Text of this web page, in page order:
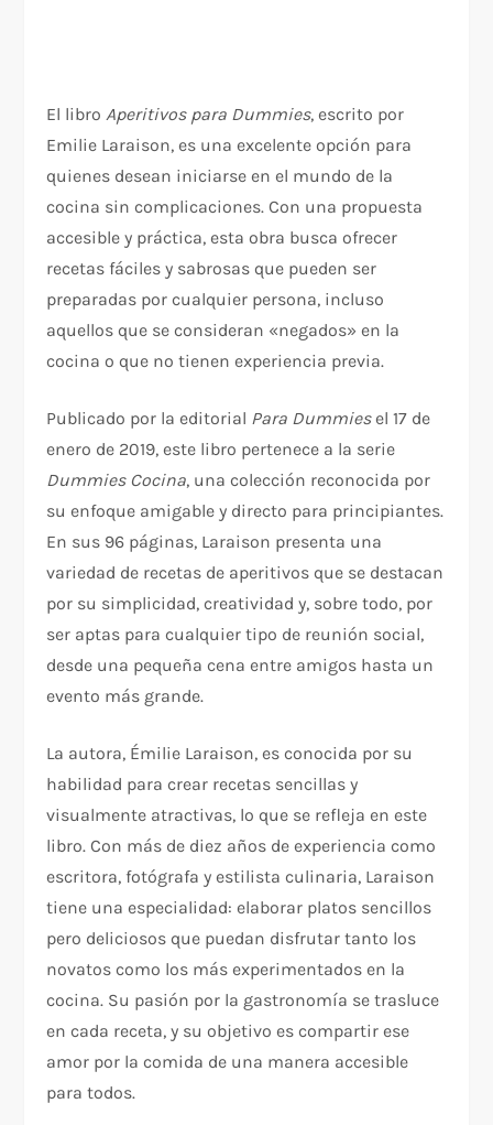
El libro Aperitivos para Dummies, escrito por
Emilie Laraison, es una excelente opción para
quienes desean iniciarse en el mundo de la
cocina sin complicaciones. Con una propuesta
accesible y práctica, esta obra busca ofrecer
recetas fáciles y sabrosas que pueden ser
preparadas por cualquier persona, incluso
aquellos que se consideran «negados» en la
cocina o que no tienen experiencia previa.
Publicado por la editorial Para Dummiesel 17 de
enero de 2019, este libro pertenece a la serie
Dummies Cocina, una colección reconocida por
su enfoque amigable y directo para principiantes.
En sus 96 páginas, Laraison presenta una
variedad de recetas de aperitivos que se destacan
por su simplicidad, creatividad y, sobre todo, por
ser aptas para cualquier tipo de reunión social,
desde una pequeña cena entre amigos hasta un
evento más grande.
La autora, Émilie Laraison, es conocida por su
habilidad para crear recetas sencillas y
visualmente atractivas, lo que se refleja en este
libro. Con más de diez años de experiencia como
escritora, fotógrafa y estilista culinaria, Laraison
tiene una especialidad: elaborar platos sencillos
pero deliciosos que puedan disfrutar tanto los
novatos como los más experimentados en la
cocina. Su pasión por la gastronomía se trasluce
en cada receta, y su objetivo es compartir ese
amor por la comida de una manera accesible
para todos.